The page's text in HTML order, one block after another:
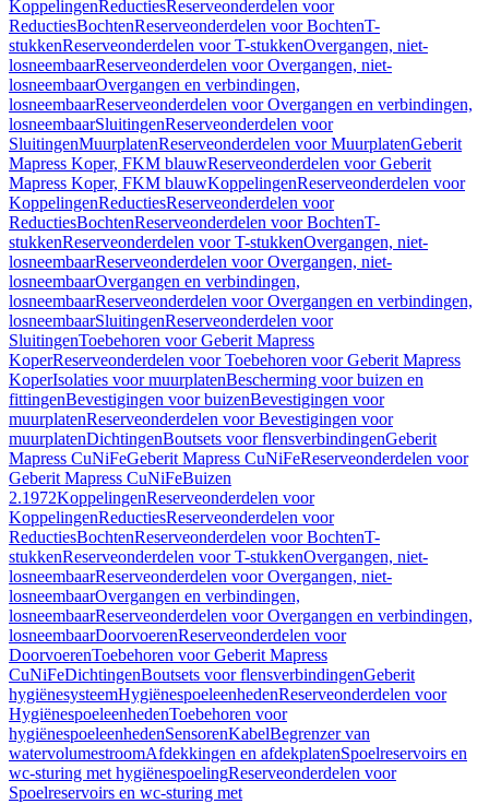
KoppelingenReductiesReserveonderdelen voor
ReductiesBochtenReserveonderdelen voor BochtenT-
stukkenReserveonderdelen voor T-stukkenOvergangen, niet-
losneembaarReserveonderdelen voor Overgangen, niet-
losneembaarOvergangen en verbindingen,
losneembaarReserveonderdelen voor Overgangen en verbindingen,
losneembaarSluitingenReserveonderdelen voor
SluitingenMuurplatenReserveonderdelen voor MuurplatenGeberit
Mapress Koper, FKM blauwReserveonderdelen voor Geberit
Mapress Koper, FKM blauwKoppelingenReserveonderdelen voor
KoppelingenReductiesReserveonderdelen voor
ReductiesBochtenReserveonderdelen voor BochtenT-
stukkenReserveonderdelen voor T-stukkenOvergangen, niet-
losneembaarReserveonderdelen voor Overgangen, niet-
losneembaarOvergangen en verbindingen,
losneembaarReserveonderdelen voor Overgangen en verbindingen,
losneembaarSluitingenReserveonderdelen voor
SluitingenToebehoren voor Geberit Mapress
KoperReserveonderdelen voor Toebehoren voor Geberit Mapress
KoperIsolaties voor muurplatenBescherming voor buizen en
fittingenBevestigingen voor buizenBevestigingen voor
muurplatenReserveonderdelen voor Bevestigingen voor
muurplatenDichtingenBoutsets voor flensverbindingenGeberit
Mapress CuNiFeGeberit Mapress CuNiFeReserveonderdelen voor
Geberit Mapress CuNiFeBuizen
2.1972KoppelingenReserveonderdelen voor
KoppelingenReductiesReserveonderdelen voor
ReductiesBochtenReserveonderdelen voor BochtenT-
stukkenReserveonderdelen voor T-stukkenOvergangen, niet-
losneembaarReserveonderdelen voor Overgangen, niet-
losneembaarOvergangen en verbindingen,
losneembaarReserveonderdelen voor Overgangen en verbindingen,
losneembaarDoorvoerenReserveonderdelen voor
DoorvoerenToebehoren voor Geberit Mapress
CuNiFeDichtingenBoutsets voor flensverbindingenGeberit
hygiënesysteemHygiënespoeleenhedenReserveonderdelen voor
HygiënespoeleenhedenToebehoren voor
hygiënespoeleenhedenSensorenKabelBegrenzer van
watervolumestroomAfdekkingen en afdekplatenSpoelreservoirs en
wc-sturing met hygiënespoelingReserveonderdelen voor
Spoelreservoirs en wc-sturing met